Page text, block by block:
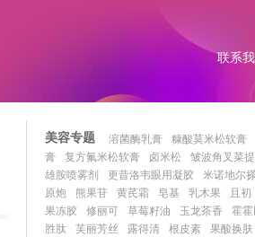
联系
美容专题 溶菌酶乳膏 糠酸莫米松软膏
膏
复方氟米松软膏 卤米松 皱波角叉菜
雄胺喷雾剂
更昔洛韦眼用凝胶 米诺地尔
原炮
熊果苷 黄芪霜 皂基 乳木果 且初
果冻胶
修丽可 草莓籽油 玉龙茶香 霍霍
胜肽
芙丽芳丝 露得清 根皮素 果酸换肤